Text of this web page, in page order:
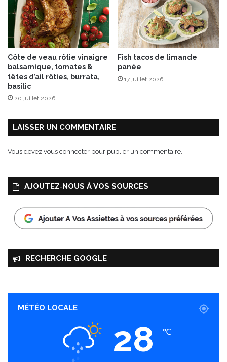
t
r
é
u
t
a
M
e
Côte de veau rôtie vinaigre
balsamique, tomates &
têtes d’ail rôties, burrata,
basilic
20 juillet 2026
Fish tacos de limande
panée
17 juillet 2026
LAISSER UN COMMENTAIRE
Vous devez vous connecter pour publier un commentaire.
AJOUTEZ‑NOUS À VOS SOURCES
RECHERCHE GOOGLE
MÉTÉO LOCALE
28 ℃